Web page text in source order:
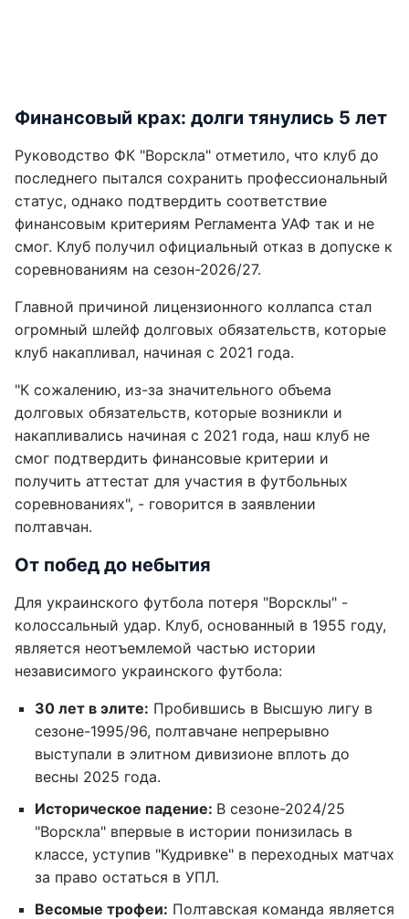
Финансовый крах: долги тянулись 5 лет
Руководство ФК "Ворскла" отметило, что клуб до
последнего пытался сохранить профессиональный
статус, однако подтвердить соответствие
финансовым критериям Регламента УАФ так и не
смог. Клуб получил официальный отказ в допуске к
соревнованиям на сезон-2026/27.
Главной причиной лицензионного коллапса стал
огромный шлейф долговых обязательств, которые
клуб накапливал, начиная с 2021 года.
"К сожалению, из-за значительного объема
долговых обязательств, которые возникли и
накапливались начиная с 2021 года, наш клуб не
смог подтвердить финансовые критерии и
получить аттестат для участия в футбольных
соревнованиях", - говорится в заявлении
полтавчан.
От побед до небытия
Для украинского футбола потеря "Ворсклы" -
колоссальный удар. Клуб, основанный в 1955 году,
является неотъемлемой частью истории
независимого украинского футбола:
30 лет в элите: Пробившись в Высшую лигу в
сезоне-1995/96, полтавчане непрерывно
выступали в элитном дивизионе вплоть до
весны 2025 года.
Историческое падение: В сезоне-2024/25
"Ворскла" впервые в истории понизилась в
классе, уступив "Кудривке" в переходных матчах
за право остаться в УПЛ.
Весомые трофеи: Полтавская команда является